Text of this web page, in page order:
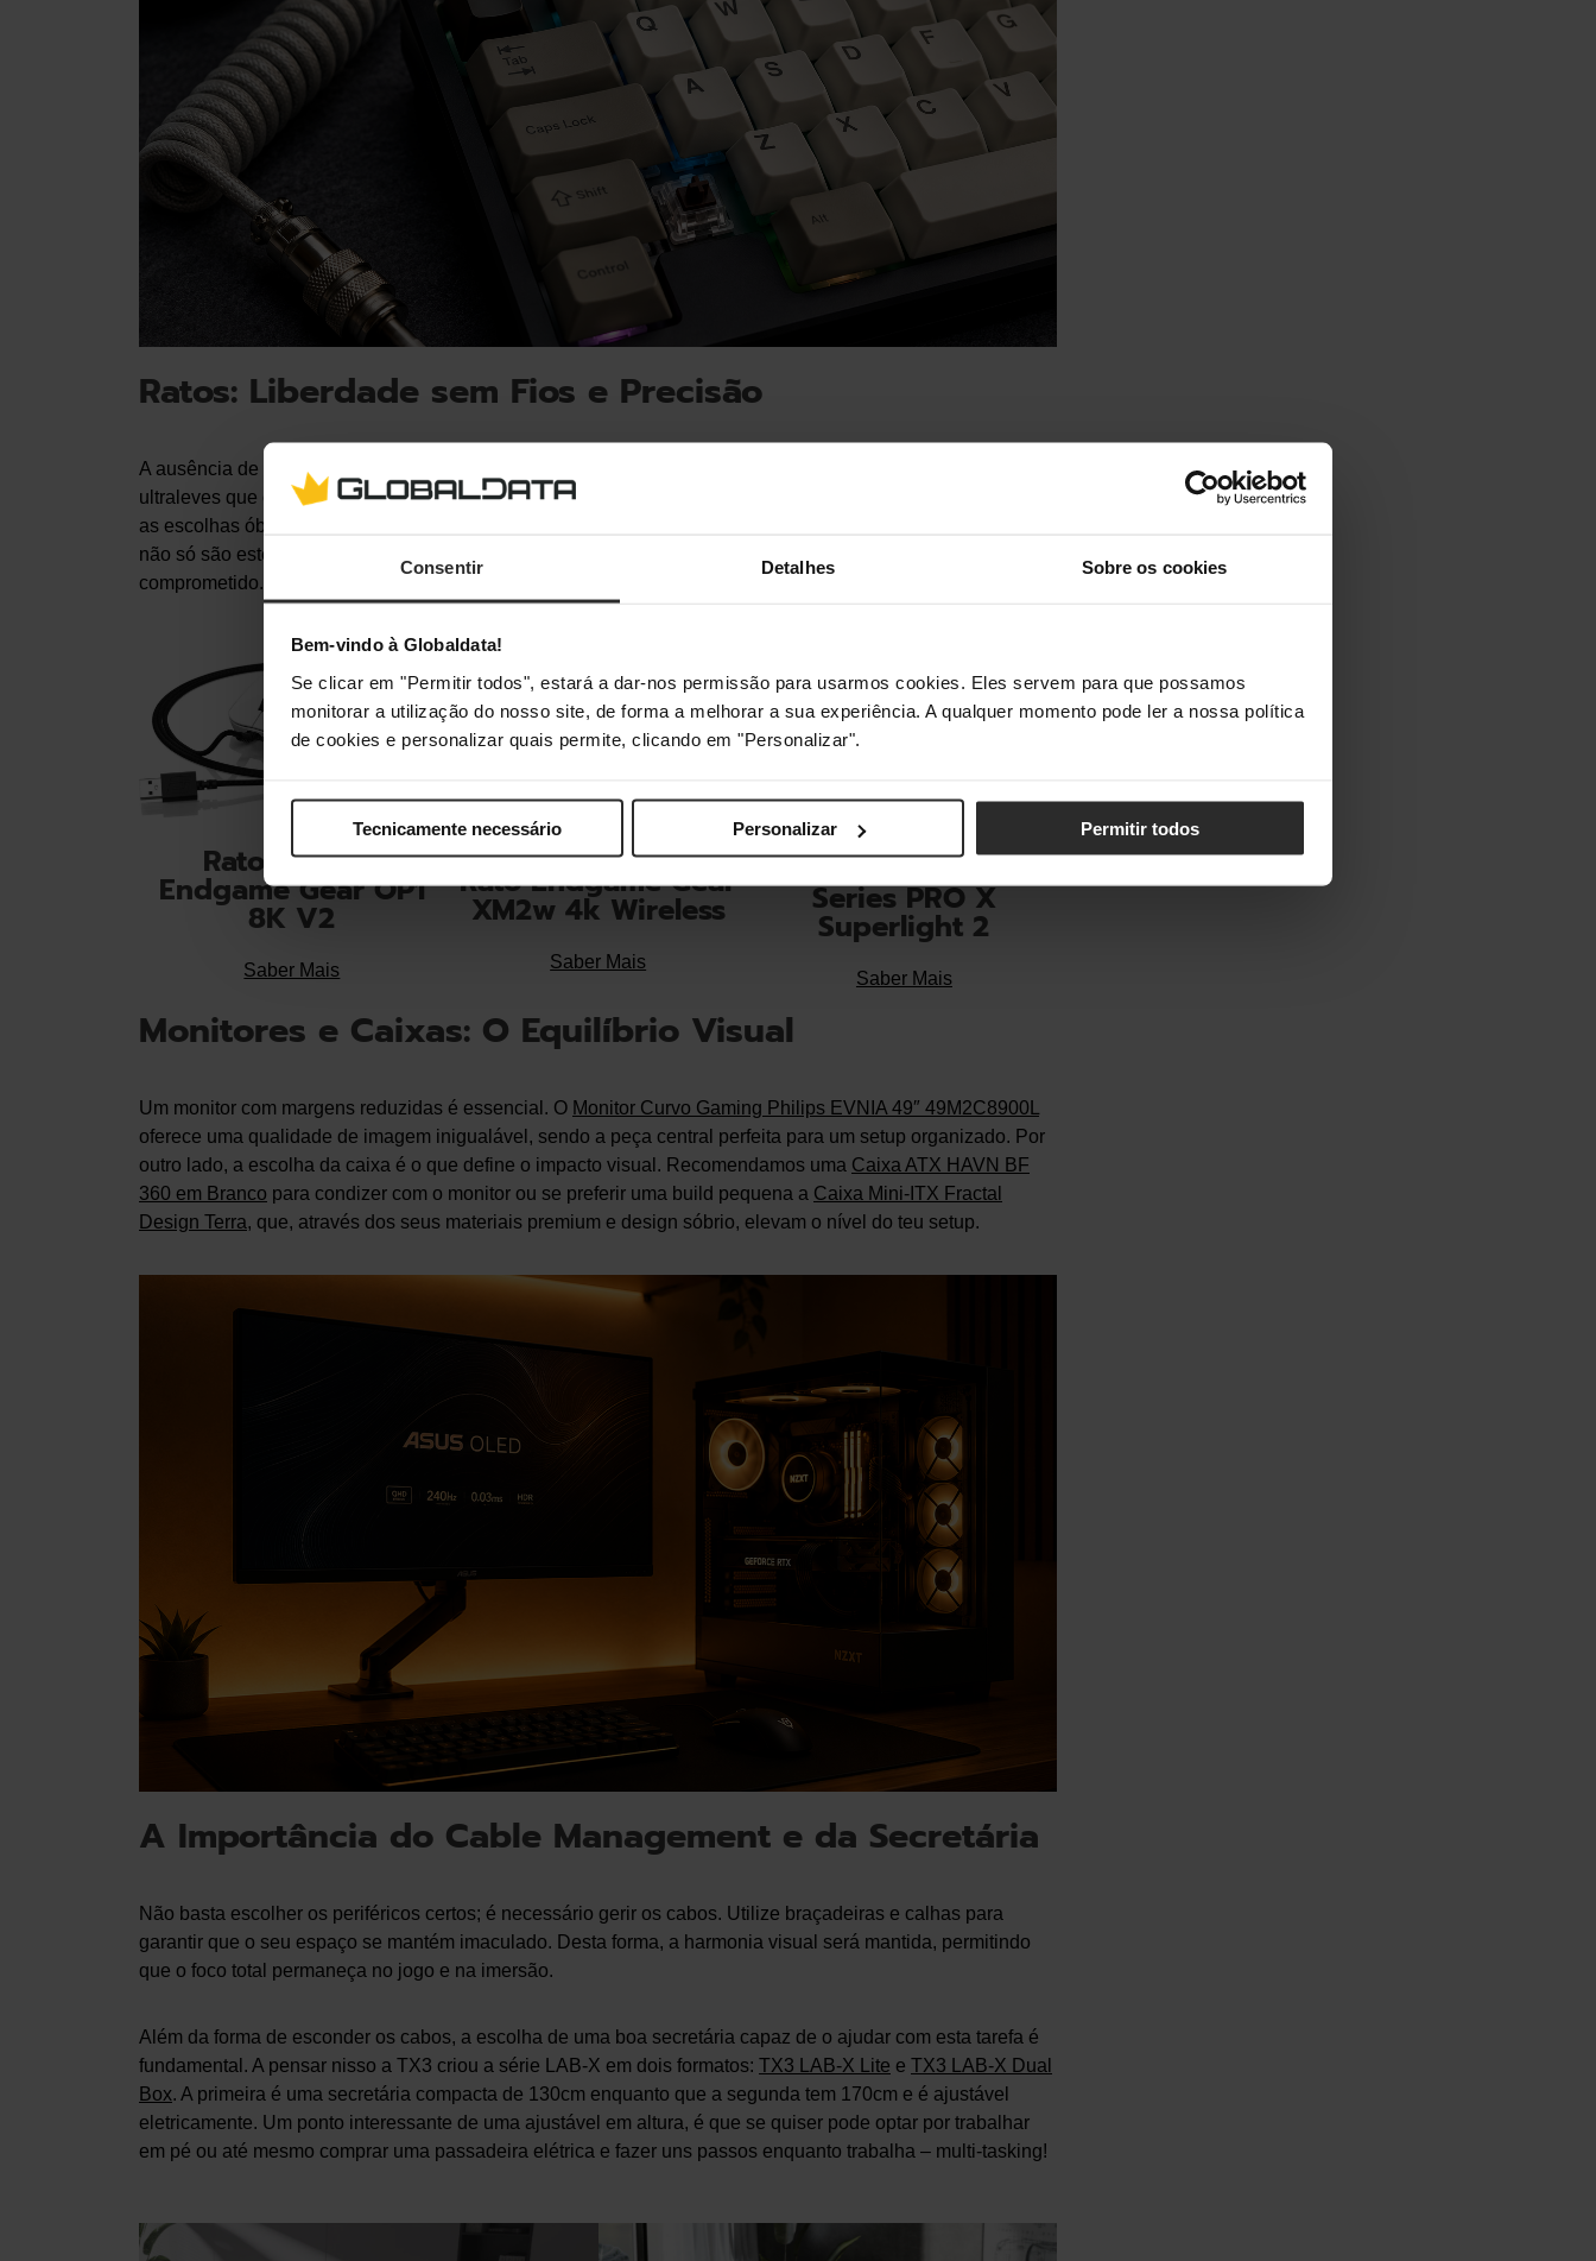
Consentir Detalhes Sobre os cookies
Bem-vindo à Globaldata!
Se clicar em "Permitir todos", estará a dar-nos permissão para usarmos cookies. Eles servem para que possamos
monitorar a utilização do nosso site, de forma a melhorar a sua experiência. A qualquer momento pode ler a nossa política
de cookies e personalizar quais permite, clicando em "Personalizar".
Tecnicamente necessário Personalizar Permitir todos
Ratos: Liberdade sem Fios e Precisão
A ausência de cabos é fundamental para manter a mesa organizada. Desta forma, optamos por ratos
ultraleves que oferecem latência zero. OEndgame Gear OP1 8K v2
as escolhas óbvias para quem procura performance competitiva num chassis minimalista. Estes periféricos
não só são esteticamente apelativos, como também garantem que o teu desempenho nos jogos não seja
comprometido.
Rato Gaming
Endgame Gear OP1
8K V2
Saber Mais
Rato Endgame Gear
XM2w 4k Wireless
Saber Mais
Rato Logitech G
Series PRO X
Superlight 2
Saber Mais
Monitores e Caixas: O Equilíbrio Visual
Um monitor com margens reduzidas é essencial. O Monitor Curvo Gaming Philips EVNIA 49″ 49M2C8900L
oferece uma qualidade de imagem inigualável, sendo a peça central perfeita para um setup organizado. Por
outro lado, a escolha da caixa é o que define o impacto visual. Recomendamos uma Caixa ATX HAVN BF
360 em Branco para condizer com o monitor ou se preferir uma build pequena a Caixa Mini-ITX Fractal
Design Terra, que, através dos seus materiais premium e design sóbrio, elevam o nível do teu setup.
A Importância do Cable Management e da Secretária
Não basta escolher os periféricos certos; é necessário gerir os cabos. Utilize braçadeiras e calhas para
garantir que o seu espaço se mantém imaculado. Desta forma, a harmonia visual será mantida, permitindo
que o foco total permaneça no jogo e na imersão.
Além da forma de esconder os cabos, a escolha de uma boa secretária capaz de o ajudar com esta tarefa é
fundamental. A pensar nisso a TX3 criou a série LAB-X em dois formatos: TX3 LAB-X Lite e TX3 LAB-X Dual
Box. A primeira é uma secretária compacta de 130cm enquanto que a segunda tem 170cm e é ajustável
eletricamente. Um ponto interessante de uma ajustável em altura, é que se quiser pode optar por trabalhar
em pé ou até mesmo comprar uma passadeira elétrica e fazer uns passos enquanto trabalha – multi-tasking!